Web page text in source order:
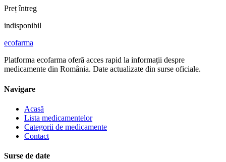
Preț întreg
indisponibil
ecofarma
Platforma ecofarma oferă acces rapid la informații despre
medicamente din România. Date actualizate din surse oficiale.
Navigare
Acasă
Lista medicamentelor
Categorii de medicamente
Contact
Surse de date